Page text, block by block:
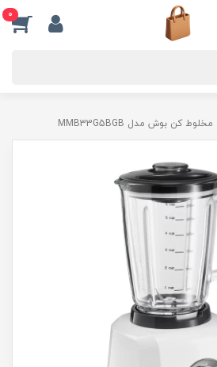
0
مخلوط کن بوش مدل MMB33G5BGB